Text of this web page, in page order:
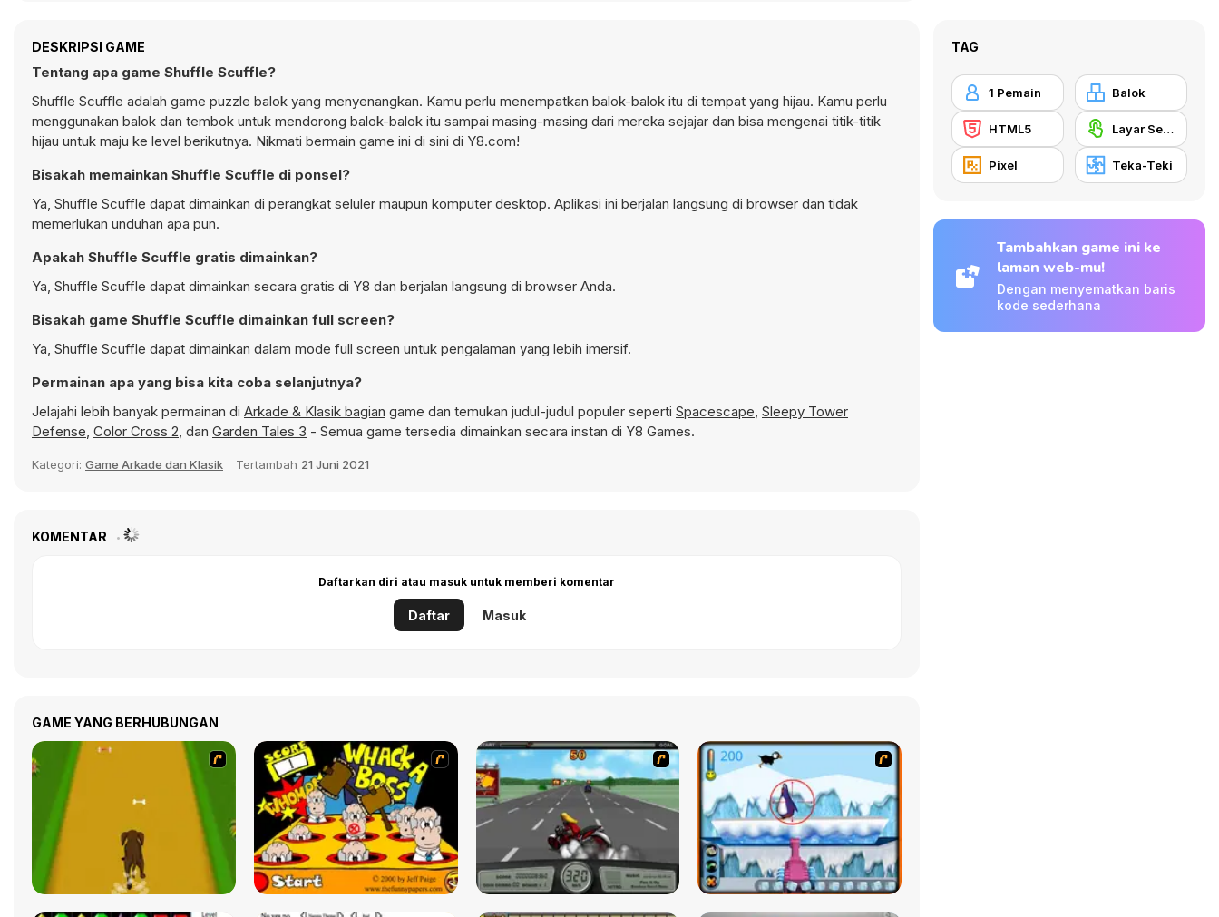
DESKRIPSI GAME
Tentang apa game Shuffle Scuffle?
Shuffle Scuffle adalah game puzzle balok yang menyenangkan. Kamu perlu menempatkan balok-balok itu di tempat yang hijau. Kamu perlu
menggunakan balok dan tembok untuk mendorong balok-balok itu sampai masing-masing dari mereka sejajar dan bisa mengenai titik-titik
hijau untuk maju ke level berikutnya. Nikmati bermain game ini di sini di Y8.com!
Bisakah memainkan Shuffle Scuffle di ponsel?
Ya, Shuffle Scuffle dapat dimainkan di perangkat seluler maupun komputer desktop. Aplikasi ini berjalan langsung di browser dan tidak
memerlukan unduhan apa pun.
Apakah Shuffle Scuffle gratis dimainkan?
Ya, Shuffle Scuffle dapat dimainkan secara gratis di Y8 dan berjalan langsung di browser Anda.
Bisakah game Shuffle Scuffle dimainkan full screen?
Ya, Shuffle Scuffle dapat dimainkan dalam mode full screen untuk pengalaman yang lebih imersif.
Permainan apa yang bisa kita coba selanjutnya?
Jelajahi lebih banyak permainan di Arkade & Klasik bagian game dan temukan judul-judul populer seperti Spacescape, Sleepy Tower
Defense, Color Cross 2, dan Garden Tales 3 - Semua game tersedia dimainkan secara instan di Y8 Games.
Kategori: Game Arkade dan Klasik Tertambah 21 Juni 2021
KOMENTAR
Daftarkan diri atau masuk untuk memberi komentar
Daftar Masuk
GAME YANG BERHUBUNGAN
TAG
1 Pemain Balok
HTML5 Layar Sentuh
Pixel Teka-Teki
Tambahkan game ini ke
laman web-mu!
Dengan menyematkan baris
kode sederhana